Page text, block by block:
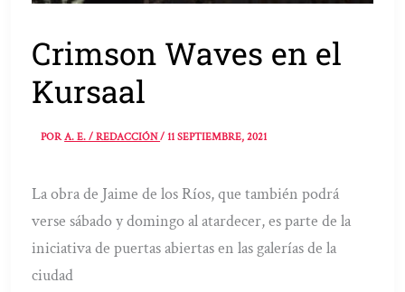
Crimson Waves en el
Kursaal
PORA. E. / REDACCIÓN/11 SEPTIEMBRE, 2021
La obra de Jaime de los Ríos, que también podrá
verse sábado y domingo al atardecer, es parte de la
iniciativa de puertas abiertas en las galerías de la
ciudad